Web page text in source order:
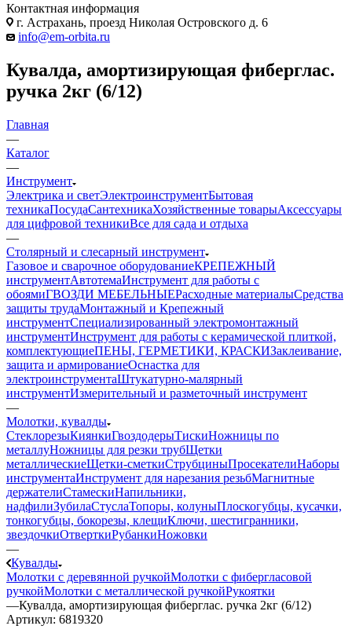
Контактная информация
г. Астрахань, проезд Николая Островского д. 6
info@em-orbita.ru
Кувалда, амортизирующая фиберглас.
ручка 2кг (6/12)
Главная
—
Каталог
—
Инструмент
Электрика и светЭлектроинструментБытовая
техникаПосудаСантехникаХозяйственные товарыАксессуары
для цифровой техникиВсе для сада и отдыха
—
Столярный и слесарный инструмент
Газовое и сварочное оборудованиеКРЕПЕЖНЫЙ
инструментАвтотемаИнструмент для работы с
обоямиГВОЗДИ МЕБЕЛЬНЫЕРасходные материалыСредства
защиты трудаМонтажный и Крепежный
инструментСпециализированный электромонтажный
инструментИнструмент для работы с керамической плиткой,
комплектующиеПЕНЫ, ГЕРМЕТИКИ, КРАСКИЗаклеивание,
защита и армированиеОснастка для
электроинструментаШтукатурно-малярный
инструментИзмерительный и разметочный инструмент
—
Молотки, кувалды
СтеклорезыКиянкиГвоздодерыТискиНожницы по
металлуНожницы для резки трубЩетки
металлическиеЩетки-сметкиСтрубциныПросекателиНаборы
инструментаИнструмент для нарезания резьбМагнитные
держателиСтамескиНапильники,
надфилиЗубилаСтуслаТопоры, колуныПлоскогубцы, кусачки,
тонкогубцы, бокорезы, клещиКлючи, шестигранники,
звездочкиОтверткиРубанкиНожовки
—
Кувалды
Молотки с деревянной ручкойМолотки с фибергласовой
ручкойМолотки с металлической ручкойРукоятки
—Кувалда, амортизирующая фиберглас. ручка 2кг (6/12)
Артикул: 6819320